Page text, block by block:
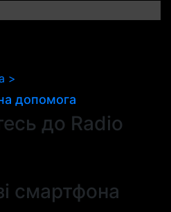
>
допомога
до Radio
смартфона